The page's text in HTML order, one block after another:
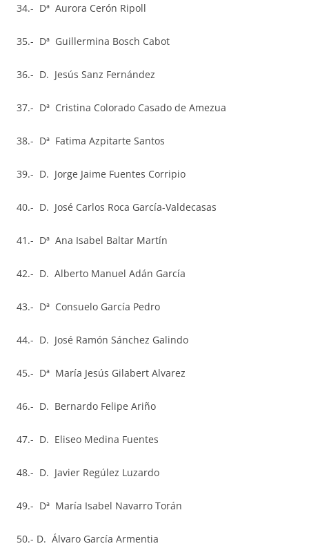
34.- Dª Aurora Cerón Ripoll
35.- Dª Guillermina Bosch Cabot
36.- D. Jesús Sanz Fernández
37.- Dª Cristina Colorado Casado de Amezua
38.- Dª Fatima Azpitarte Santos
39.- D. Jorge Jaime Fuentes Corripio
40.- D. José Carlos Roca García-Valdecasas
41.- Dª Ana Isabel Baltar Martín
42.- D. Alberto Manuel Adán García
43.- Dª Consuelo García Pedro
44.- D. José Ramón Sánchez Galindo
45.- Dª María Jesús Gilabert Alvarez
46.- D. Bernardo Felipe Ariño
47.- D. Eliseo Medina Fuentes
48.- D. Javier Regúlez Luzardo
49.- Dª María Isabel Navarro Torán
50.- D. Álvaro García Armentia